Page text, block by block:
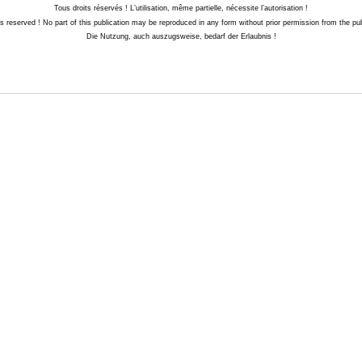
Tous droits réservés ! L’utilisation, même partielle, nécessite l’autorisation !
reserved ! No part of this publication may be reproduced in any form without prior permission from the
Die Nutzung, auch auszugsweise, bedarf der Erlaubnis !